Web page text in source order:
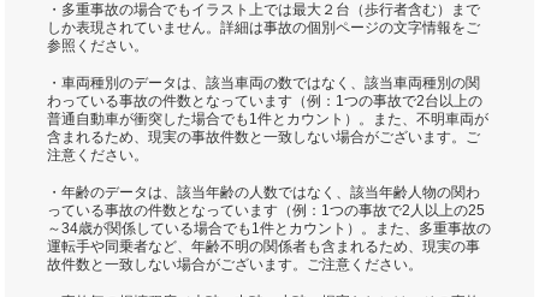
・多重事故の場合でもイラスト上では最大２台（歩行者含む）まで
しか表現されていません。詳細は事故の個別ページの文字情報をご
参照ください。
・車両種別のデータは、該当車両の数ではなく、該当車両種別の関
わっている事故の件数となっています（例：1つの事故で2台以上の
普通自動車が衝突した場合でも1件とカウント）。また、不明車両が
含まれるため、現実の事故件数と一致しない場合がございます。ご
注意ください。
・年齢のデータは、該当年齢の人数ではなく、該当年齢人物の関わ
っている事故の件数となっています（例：1つの事故で2人以上の25
～34歳が関係している場合でも1件とカウント）。また、多重事故の
運転手や同乗者など、年齢不明の関係者も含まれるため、現実の事
故件数と一致しない場合がございます。ご注意ください。